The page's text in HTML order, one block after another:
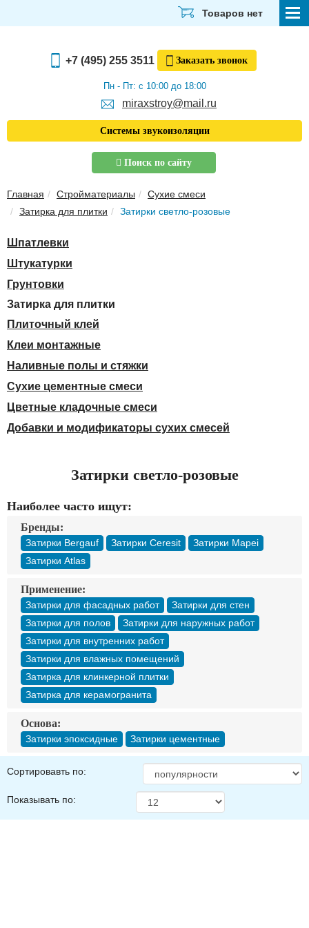
ОТДЕЛОЧНЫЕ МАТЕРИАЛЫ
ЭЛЕКТРИКА И ОСВЕЩЕНИЕ
ЗВУКОИЗОЛЯЦИЯ
Главная
О компании
Доставка
Оплата
Контакты
Войти в магазин
Товаров нет
+7 (495) 255 3511 Заказать звонок
Пн - Пт: с 10:00 до 18:00
miraxstroy@mail.ru
Системы звукоизоляции
Поиск по сайту
Главная Стройматериалы
Сухие смеси
Затирка для плитки
Затирки светло-розовые
Шпатлевки
Штукатурки
Грунтовки
Затирка для плитки
Плиточный клей
Клеи монтажные
Наливные полы и стяжки
Сухие цементные смеси
Цветные кладочные смеси
Добавки и модификаторы сухих смесей
Затирки светло-розовые
Наиболее часто ищут:
Бренды:
Затирки Bergauf Затирки Ceresit
Затирки Mapei
Затирки Atlas
Применение:
Затирки для фасадных работ
Затирки для стен
Затирки для полов
Затирки для наружных работ
Затирки для внутренних работ
Затирки для влажных помещений
Затирка для клинкерной плитки
Затирка для керамогранита
Основа:
Затирки эпоксидные Затирки цементные
Сортировавть по:
Показывать по: